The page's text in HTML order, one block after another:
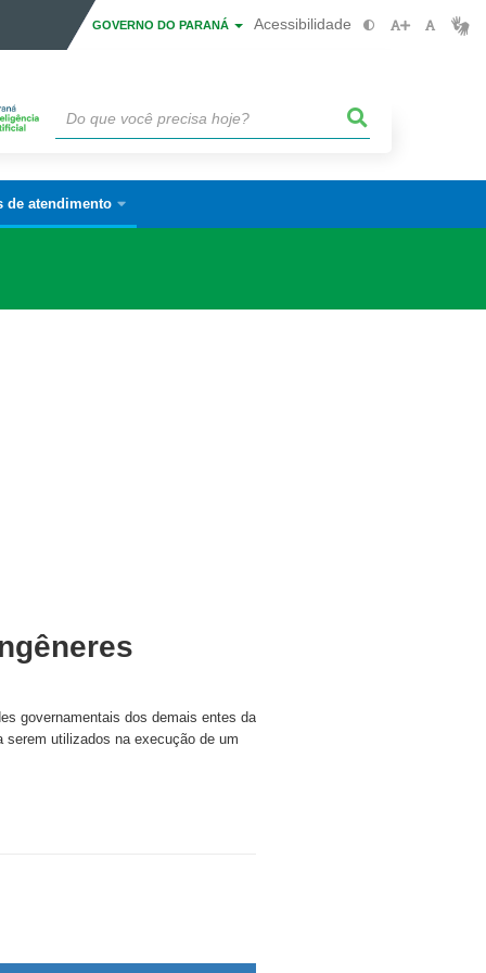
GOVERNO DO PARANÁ Acessibilidade
de atendimento
governamentais dos demais entes da
serem utilizados na execução de um